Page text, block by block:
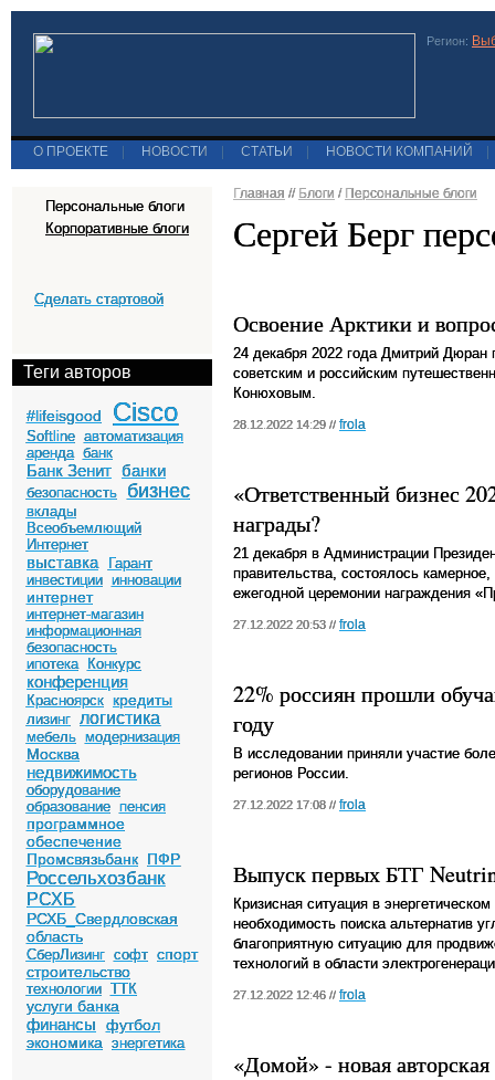
Регион:
О ПРОЕКТЕ НОВОСТИ СТАТЬИ НОВОСТИ КОМПАНИЙ
Персональные блоги
Корпоративные блоги
Сделать стартовой
Теги авторов
#lifeisgood Cisco
Softline автоматизация
аренда банк
Банк Зенит банки
безопасность бизнес
вклады
Всеобъемлющий
Интернет
выставка
Гарант
инвестиции инновации
интернет
интернет-магазин
информационная
безопасность
ипотека
Конкурс
конференция
Красноярск кредиты
лизинг логистика
мебель модернизация
Москва
недвижимость
оборудование
образование пенсия
программное
обеспечение
Промсвязьбанк ПФР
Россельхозбанк
РСХБ
РСХБ_Свердловская
область
СберЛизинг софт спорт
строительство
технологии ТТК
услуги банка
финансы
футбол
экономика
энергетика
Главная // Блоги / Персональные блоги
Сергей Берг
Освоение Арктики и
24 декабря 2022 года Дмитрий
советским и российским
Конюховым.
28.12.2022 14:29 // frola
«Ответственный бизнес
награды?
21 декабря в Администрации
правительства, состоялось
ежегодной церемонии награждения
27.12.2022 20:53 // frola
22% россиян прошли
году
В исследовании приняли участие
регионов России.
27.12.2022 17:08 // frola
Выпуск первых БТГ
Кризисная ситуация в
необходимость поиска альтернатив
благоприятную ситуацию для
технологий в области
27.12.2022 12:46 // frola
«Домой» - новая